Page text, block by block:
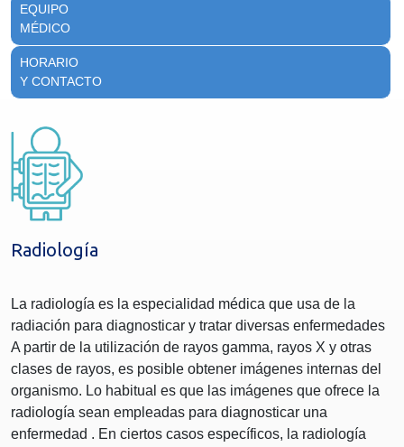
EQUIPO
MÉDICO
HORARIO
Y CONTACTO
Radiología
La radiología es la especialidad médica que usa de la
radiación para diagnosticar y tratar diversas enfermedades
A partir de la utilización de rayos gamma, rayos X y otras
clases de rayos, es posible obtener imágenes internas del
organismo. Lo habitual es que las imágenes que ofrece la
radiología sean empleadas para diagnosticar una
enfermedad . En ciertos casos específicos, la radiología